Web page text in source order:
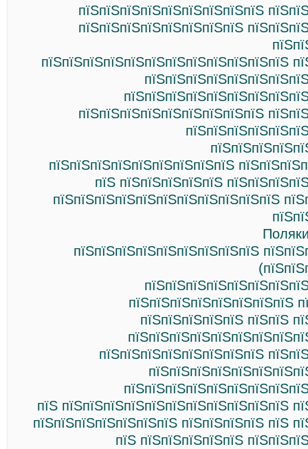
пїЅпїЅпїЅпїЅпїЅпїЅпїЅпїЅпїЅ
пїЅпїЅпїЅпїЅпїЅпїЅпїЅпїЅ
пїЅпїЅпїЅпїЅпїЅпїЅпїЅпїЅпїЅпїЅпїЅпїЅ
пїЅпїЅпїЅпїЅпїЅпїЅпїЅпїЅпїЅ
пїЅпїЅпїЅпїЅпїЅпїЅпїЅпїЅпїЅ
пїЅ пїЅпїЅпїЅпїЅпїЅ
пїЅпїЅпїЅпїЅпїЅпїЅпїЅпїЅпїЅпїЅпїЅ
пїЅпїЅпїЅпїЅпїЅпїЅпїЅпїЅпїЅ
пїЅпїЅпїЅпїЅпїЅпїЅпїЅпїЅ
пїЅпїЅпїЅпїЅпїЅ пїЅпїЅ
пїЅпїЅпїЅпїЅпїЅпїЅпїЅпїЅ
пїЅ пїЅпїЅпїЅпїЅпїЅпїЅпїЅпїЅпїЅпїЅпїЅ
пїЅпїЅпїЅпїЅпїЅпїЅпїЅ пїЅпїЅпїЅпїЅ пїЅ
пїЅ пїЅпїЅпїЅпїЅпїЅ